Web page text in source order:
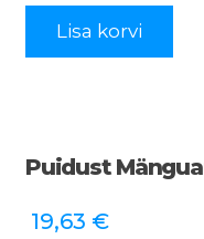
Lisa korvi
Puidust
19,63 €